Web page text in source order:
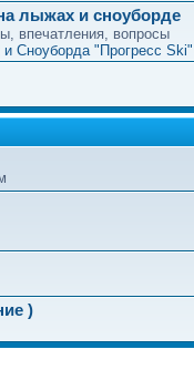
лыжах и сноуборде
впечатления, вопросы
Сноуборда "Прогресс
)